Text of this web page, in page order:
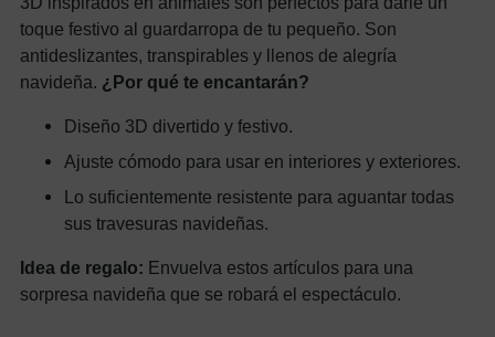
toque festivo al guardarropa de tu pequeño. Son
antideslizantes, transpirables y llenos de alegría
navideña. ¿Por qué te encantarán?
Diseño 3D divertido y festivo.
Ajuste cómodo para usar en interiores y exteriores.
Lo suficientemente resistente para aguantar todas
sus travesuras navideñas.
Idea de regalo: Envuelva estos artículos para una
sorpresa navideña que se robará el espectáculo.